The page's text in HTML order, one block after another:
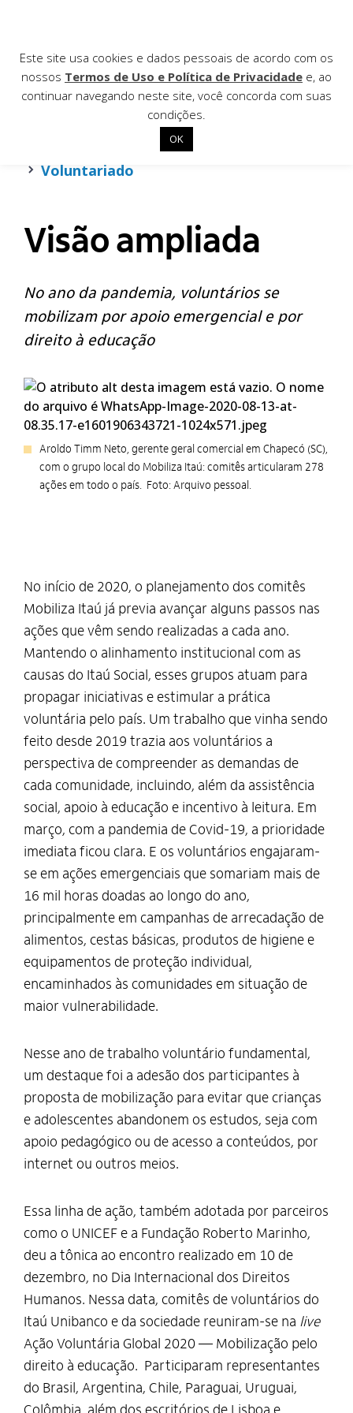
Nossas ações
Biblioteca
Editais
Contato
Relatório Anual2020
Pesquisa e desenvolvimento
Comunicação
Pessoas
Parceiros
Relatórios anteriores
Investimento na Sociedade Civil
Voluntariado
Visão ampliada
No ano da pandemia, voluntários se
mobilizam por apoio emergencial e por
direito à educação
Aroldo Timm Neto, gerente geral comercial em Chapecó (SC),
com o grupo local do Mobiliza Itaú: comitês articularam 278
ações em todo o país. Foto: Arquivo pessoal.
No início de 2020, o planejamento dos comitês
Mobiliza Itaú já previa avançar alguns passos nas
ações que vêm sendo realizadas a cada ano.
Mantendo o alinhamento institucional com as
causas do Itaú Social, esses grupos atuam para
propagar iniciativas e estimular a prática
voluntária pelo país. Um trabalho que vinha sendo
feito desde 2019 trazia aos voluntários a
perspectiva de compreender as demandas de
cada comunidade, incluindo, além da assistência
social, apoio à educação e incentivo à leitura. Em
março, com a pandemia de Covid-19, a prioridade
imediata ficou clara. E os voluntários engajaram-
se em ações emergenciais que somariam mais de
16 mil horas doadas ao longo do ano,
principalmente em campanhas de arrecadação de
alimentos, cestas básicas, produtos de higiene e
equipamentos de proteção individual,
encaminhados às comunidades em situação de
maior vulnerabilidade.
Nesse ano de trabalho voluntário fundamental,
um destaque foi a adesão dos participantes à
proposta de mobilização para evitar que crianças
e adolescentes abandonem os estudos, seja com
apoio pedagógico ou de acesso a conteúdos, por
internet ou outros meios.
Essa linha de ação, também adotada por parceiros
como o UNICEF e a Fundação Roberto Marinho,
deu a tônica ao encontro realizado em 10 de
dezembro, no Dia Internacional dos Direitos
Humanos. Nessa data, comitês de voluntários do
Itaú Unibanco e da sociedade reuniram-se na live
Ação Voluntária Global 2020 — Mobilização pelo
direito à educação. Participaram representantes
do Brasil, Argentina, Chile, Paraguai, Uruguai,
Este site usa cookies e dados pessoais de acordo com os
nossos Termos de Uso e Política de Privacidade e, ao
continuar navegando neste site, você concorda com suas
condições.
OK